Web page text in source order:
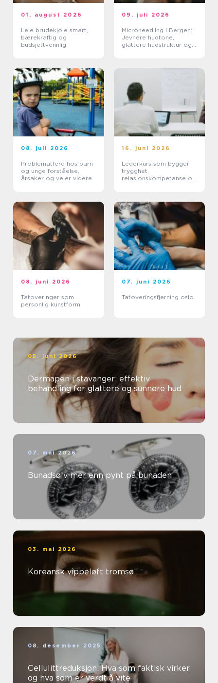
01. august 2026
Leie brudekjole smart,
bærekraftig og
budsjettvennlig
09. juli 2026
Microneedling i Bergen:
Jevnere hudtone,
glattere hudstruktur og
08. juli 2026
Problematferd hos barn
og unge forståelse,
årsaker og veier videre
16. juni 2026
Lederkurs som bygger
trygghet,
relasjonskompetanse og
08. juni 2026
Tatoveringer som
personlig kunstform
07. juni 2026
Tatoveringsfjerning oslo
05. juni 2026
Dermapen i stavanger: effektiv
behandling for glattere og sunnere hud
07. mai 2026
Bunadsølv mer enn pynt på bunaden
03. mai 2026
Koreansk vippeløft tromsø
08. desember 2025
Cellulittreduksjon: Hva som faktisk virker
og hva som er verdt å vite